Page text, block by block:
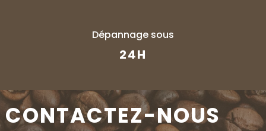
Dépannage sous
24H
CONTACTEZ-NOUS